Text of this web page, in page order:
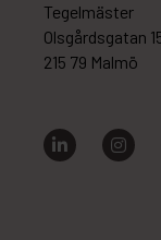
Tegelmäster
Olsgårdsgatan
215 79 Malmö